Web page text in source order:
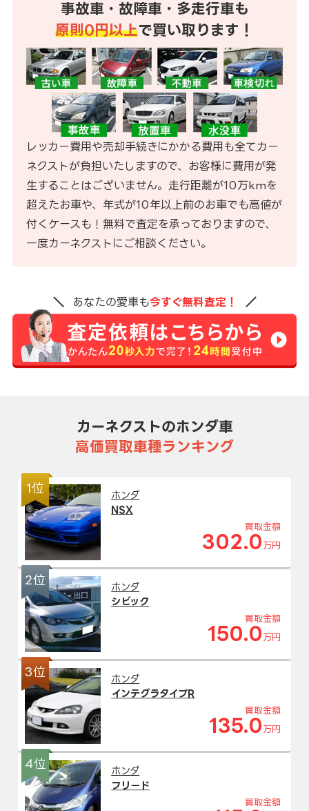
事故車・故障車・多走行車も
原則0円以上で買い取ります！
レッカー費用や売却手続きにかかる費用も全てカー
ネクストが負担いたしますので、お客様に費用が発
生することはございません。走行距離が10万kmを
超えたお車や、年式が10年以上前のお車でも高値が
付くケースも！無料で査定を承っておりますので、
一度カーネクストにご相談ください。
あなたの愛車も今すぐ無料査定！
カーネクストのホンダ車
高価買取車種ランキング
1位
ホンダ
NSX
買取金額
302.0 万円
2位
ホンダ
シビック
買取金額
150.0 万円
3位
ホンダ
インテグラタイプR
買取金額
135.0 万円
4位
ホンダ
フリード
買取金額